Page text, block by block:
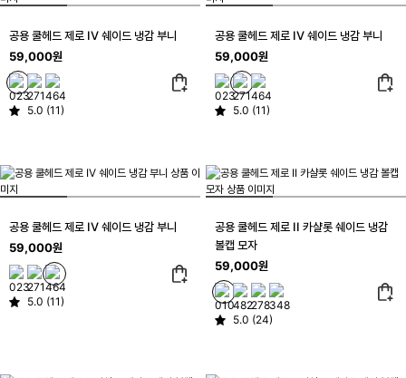
공용 쿨헤드 제로 IV 쉐이드 냉감 부니
59,000원
5.0 (11)
공용 쿨헤드 제로 IV 쉐이드 냉감 부니
59,000원
5.0 (11)
공용 쿨헤드 제로 IV 쉐이드 냉감 부니
59,000원
5.0 (11)
공용 쿨헤드 제로 II 카샬롯 쉐이드 냉감
볼캡 모자
59,000원
5.0 (24)